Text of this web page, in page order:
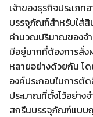
เจ้าของธุรกิจประเภ
บรรจุภัณฑ์สำหรับใส่
คำนวณปริมาณของจำ
มีอยู่มากที่ต้องการสั่
หลายอย่างด้วยกัน โ
องค์ประกอบในการตั
ประมาณที่ตั้งไว้อย่าง
สกรีนบรรจุภัณฑ์แบบ